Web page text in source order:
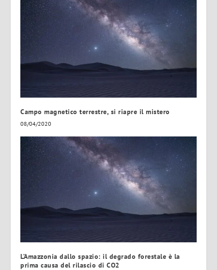
Campo magnetico terrestre, si riapre il mistero
08/04/2020
L’Amazzonia dallo spazio: il degrado forestale è la
prima causa del rilascio di CO2